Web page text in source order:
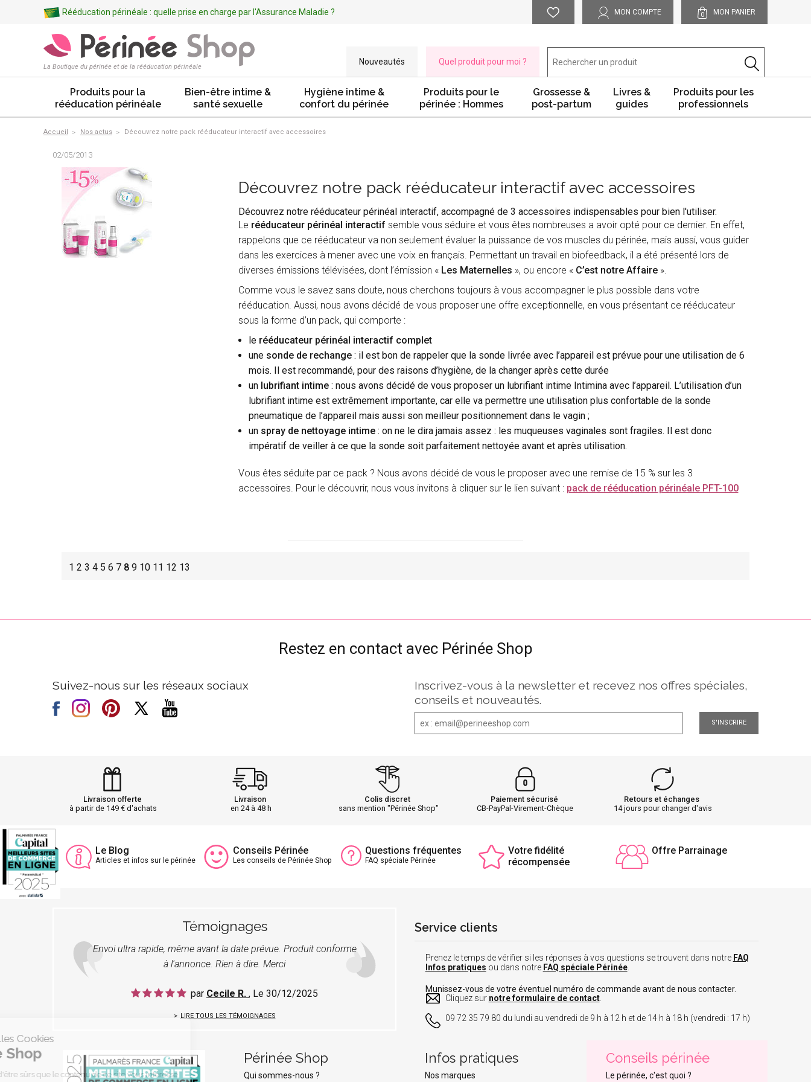
Rééducation périnéale : quelle prise en charge par l'Assurance Maladie ? MON COMPTE 0 MON PANIER
La Boutique du périnée et de la rééducation périnéale
Nouveautés Quel produit pour moi ?
Produits pour la
rééducation périnéale
Bien-être intime &
santé sexuelle
Hygiène intime &
confort du périnée
Produits pour le
périnée : Hommes
Grossesse &
post-partum
Livres &
guides
Produits pour les
professionnels
Accueil Nos actus Découvrez notre pack rééducateur interactif avec accessoires
02/05/2013
Découvrez notre pack rééducateur interactif avec accessoires
Découvrez notre rééducateur périnéal interactif, accompagné de 3 accessoires indispensables pour bien l'utiliser.
Le rééducateur périnéal interactif semble vous séduire et vous êtes nombreuses a avoir opté pour ce dernier. En effet,
rappelons que ce rééducateur va non seulement évaluer la puissance de vos muscles du périnée, mais aussi, vous guider
dans les exercices à mener avec une voix en français. Permettant un travail en biofeedback, il a été présenté lors de
diverses émissions télévisées, dont l’émission « Les Maternelles », ou encore « C’est notre Affaire».
Comme vous le savez sans doute, nous cherchons toujours à vous accompagner le plus possible dans votre
rééducation. Aussi, nous avons décidé de vous proposer une offre exceptionnelle, en vous présentant ce rééducateur
sous la forme d’un pack, qui comporte :
le rééducateur périnéal interactif complet
une sonde de rechange : il est bon de rappeler que la sonde livrée avec l’appareil est prévue pour une utilisation de 6
mois. Il est recommandé, pour des raisons d’hygiène, de la changer après cette durée
un lubrifiant intime : nous avons décidé de vous proposer un lubrifiant intime Intimina avec l’appareil. L’utilisation d’un
lubrifiant intime est extrêmement importante, car elle va permettre une utilisation plus confortable de la sonde
pneumatique de l’appareil mais aussi son meilleur positionnement dans le vagin ;
un spray de nettoyage intime : on ne le dira jamais assez : les muqueuses vaginales sont fragiles. Il est donc
impératif de veiller à ce que la sonde soit parfaitement nettoyée avant et après utilisation.
Vous êtes séduite par ce pack ? Nous avons décidé de vous le proposer avec une remise de 15 % sur les 3
accessoires. Pour le découvrir, nous vous invitons à cliquer sur le lien suivant : pack de rééducation périnéale PFT-100
1 2 3 4 5 6 7 8 9 10 11 12 13
Restez en contact avec Périnée Shop
Suivez-nous sur les réseaux sociaux
Inscrivez-vous à la newsletter et recevez nos offres spéciales,
conseils et nouveautés.
S'INSCRIRE
Livraison offerte
à partir de 149 € d'achats
Livraison
en 24 à 48 h
Colis discret
sans mention "Périnée Shop"
Paiement sécurisé
CB-PayPal-Virement-Chèque
Retours et échanges
14 jours pour changer d'avis
Le Blog
Articles et infos sur le périnée
Conseils Périnée
Les conseils de Périnée Shop
Questions fréquentes
FAQ spéciale Périnée
Votre fidélité
récompensée
Offre Parrainage
Témoignages
Envoi ultra rapide, même avant la date prévue. Produit conforme
à l'annonce. Rien à dire. Merci
par Cecile R. , Le 30/12/2025
LIRE TOUS LES TÉMOIGNAGES
Service clients
Prenez le temps de vérifier si les réponses à vos questions se trouvent dans notre FAQ
Infos pratiques ou dans notre FAQ spéciale Périnée.
Munissez-vous de votre éventuel numéro de commande avant de nous contacter.
Cliquez sur notre formulaire de contact.
09 72 35 79 80 du lundi au vendredi de 9 h à 12 h et de 14 h à 18 h (vendredi : 17 h)
Périnée Shop
Qui sommes-nous ?
Infos pratiques
Nos marques
Conseils périnée
Le périnée, c'est quoi ?
C'est nous...les Cookies
Périnée Shop
On a attendu d'être sûrs que le contenu de ce site vous intéresse